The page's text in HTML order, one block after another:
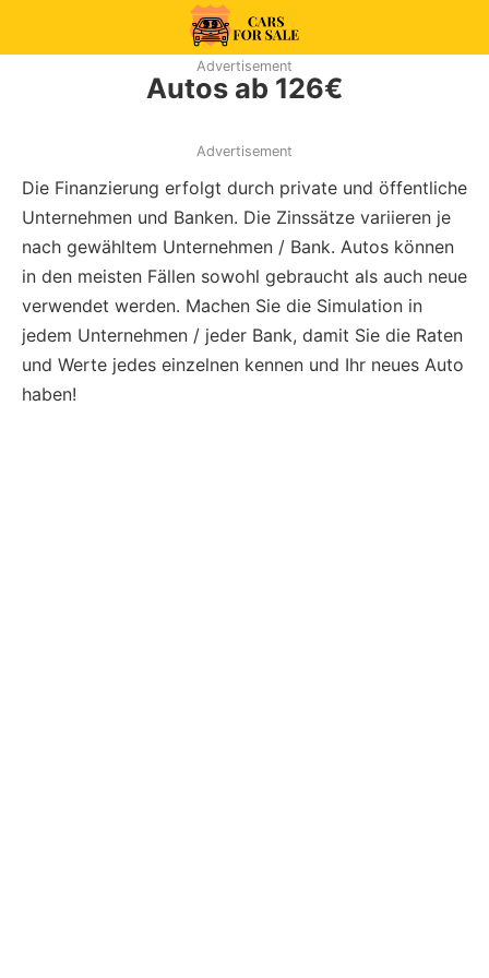
99CarsforSale
Advertisement
Autos ab 126€
Advertisement
Die Finanzierung erfolgt durch private und öffentliche
Unternehmen und Banken. Die Zinssätze variieren je
nach gewähltem Unternehmen / Bank. Autos können
in den meisten Fällen sowohl gebraucht als auch neue
verwendet werden. Machen Sie die Simulation in
jedem Unternehmen / jeder Bank, damit Sie die Raten
und Werte jedes einzelnen kennen und Ihr neues Auto
haben!